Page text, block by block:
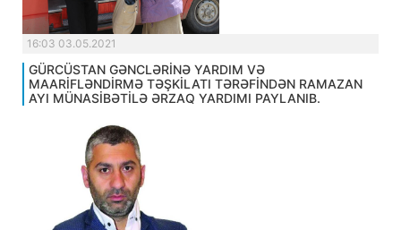
16:03 03.05.2021
GÜRCÜSTAN GƏNCLƏRİNƏ YARDIM VƏ
MAARİFLƏNDİRMƏ TƏŞKİLATI TƏRƏFİNDƏN RAMAZAN
AYI MÜNASİBƏTİLƏ ƏRZAQ YARDIMI PAYLANIB.